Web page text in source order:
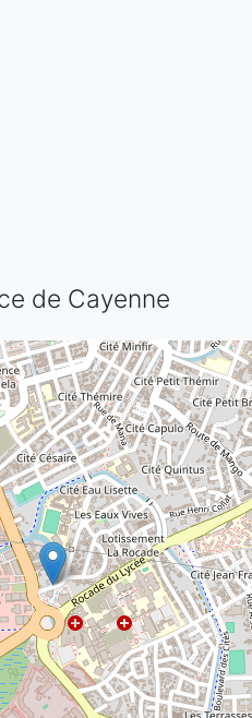
de Cayenne